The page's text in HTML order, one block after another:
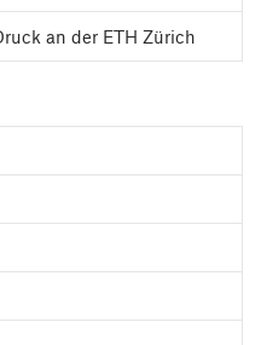
an der ETH Zürich